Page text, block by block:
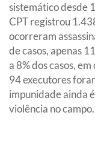
sistemático desde
CPT registrou
ocorreram
de casos, apenas
a 8% dos casos,
94 executores
impunidade ainda
violência no campo.